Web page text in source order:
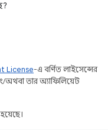
License-এ বর্ণিত লাইসেন্সের
তার অ্যাফিলিয়েট